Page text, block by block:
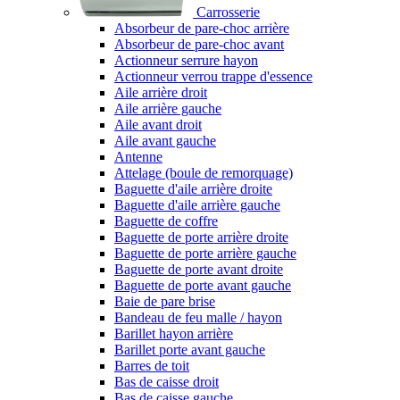
Carrosserie
Absorbeur de pare-choc arrière
Absorbeur de pare-choc avant
Actionneur serrure hayon
Actionneur verrou trappe d'essence
Aile arrière droit
Aile arrière gauche
Aile avant droit
Aile avant gauche
Antenne
Attelage (boule de remorquage)
Baguette d'aile arrière droite
Baguette d'aile arrière gauche
Baguette de coffre
Baguette de porte arrière droite
Baguette de porte arrière gauche
Baguette de porte avant droite
Baguette de porte avant gauche
Baie de pare brise
Bandeau de feu malle / hayon
Barillet hayon arrière
Barillet porte avant gauche
Barres de toit
Bas de caisse droit